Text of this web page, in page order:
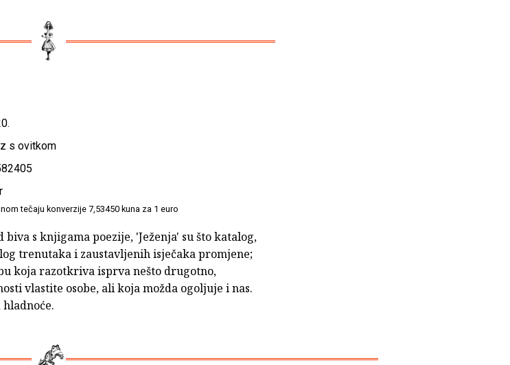
s ovitkom
tečaju konverzije 7,53450 kuna za 1 euro
biva s knjigama poezije, 'Ježenja' su što katalog,
trenutaka i zaustavljenih isječaka promjene;
koja razotkriva isprva nešto drugotno,
vlastite osobe, ali koja možda ogoljuje i nas.
hladnoće.